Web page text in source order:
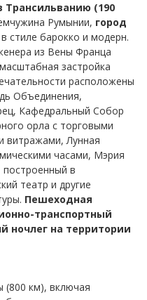
Трансильванию (190
Румынии, город
в стиле барокко и модерн.
из Вены Франца
застройка
расположены
Объединения,
Кафедральный Собор
орла с торговыми
витражами, Лунная
часами, Мэрия
построенный в
театр и другие
Пешеходная
транспортный
ночлег на территории
(800 км), включая